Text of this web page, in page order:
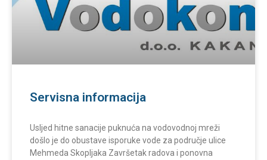
Servisna informacija
Usljed hitne sanacije puknuća na vodovodnoj mreži
došlo je do obustave isporuke vode za područje ulice
Mehmeda Skopljaka Završetak radova i ponovna